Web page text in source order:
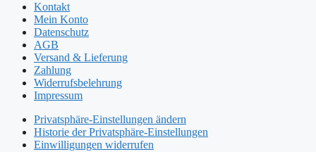
Kontakt
Mein Konto
Datenschutz
AGB
Versand & Lieferung
Zahlung
Widerrufsbelehrung
Impressum
Privatsphäre-Einstellungen ändern
Historie der Privatsphäre-Einstellungen
Einwilligungen widerrufen